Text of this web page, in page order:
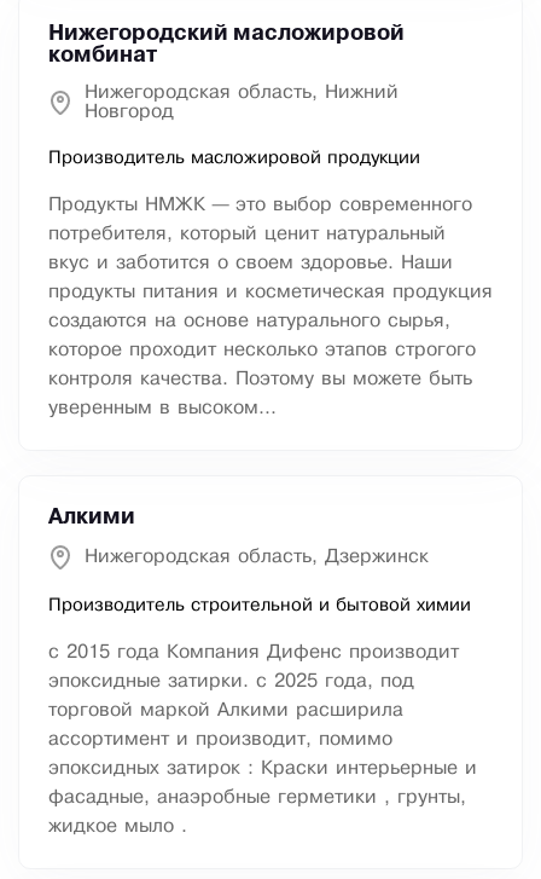
Нижегородский масложировой
комбинат
Нижегородская область, Нижний
Новгород
Производитель масложировой продукции
Продукты НМЖК — это выбор современного
потребителя, который ценит натуральный
вкус и заботится о своем здоровье. Наши
продукты питания и косметическая продукция
создаются на основе натурального сырья,
которое проходит несколько этапов строгого
контроля качества. Поэтому вы можете быть
уверенным в высоком...
Алкими
Нижегородская область, Дзержинск
Производитель строительной и бытовой химии
с 2015 года Компания Дифенс производит
эпоксидные затирки. с 2025 года, под
торговой маркой Алкими расширила
ассортимент и производит, помимо
эпоксидных затирок : Краски интерьерные и
фасадные, анаэробные герметики , грунты,
жидкое мыло .